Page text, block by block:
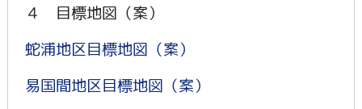
４ 目標地図（案）
蛇浦地区目標地図（案）
易国間地区目標地図（案）